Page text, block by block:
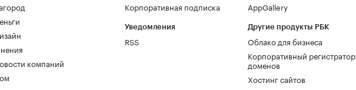
компаний
Корпоративная подписка
Уведомления
RSS
AppGallery
Другие продукты РБК
Облако для бизнеса
Корпоративный регистратор
доменов
Хостинг сайтов